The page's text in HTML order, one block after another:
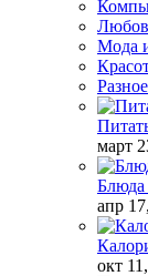
Мода
Разное
март
Блюда
апр
окт